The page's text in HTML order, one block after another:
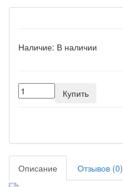
Наличие: В наличии
Купить
Описание Отзывов (0)